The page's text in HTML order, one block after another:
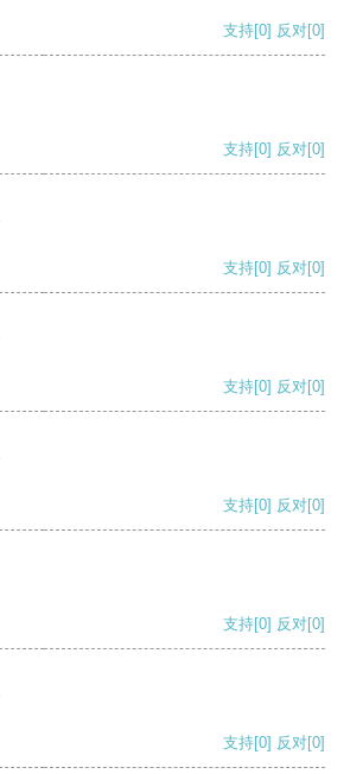
支持[0] 反对[0]
支持[0] 反对[0]
支持[0] 反对[0]
支持[0] 反对[0]
支持[0] 反对[0]
支持[0] 反对[0]
支持[0] 反对[0]